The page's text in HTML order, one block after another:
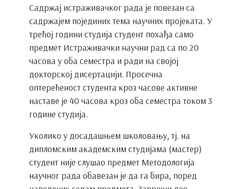
Садржај истраживачког рада је повезан са
садржајем појединих тема научних пројеката. У
трећој години студија студент похађа само
предмет Истраживачки научни рад са по 20
часова у оба семестра и ради на својој
докторској дисертацији. Просечна
оптерећеност студента кроз часове активне
наставе је 40 часова кроз оба семестра током 3
године студија.
Уколико у досадашњем школовању, тј. на
дипломским академским студијама (мастер)
студент није слушао предмет Методологија
научног рада обавезан је да га бира, поред